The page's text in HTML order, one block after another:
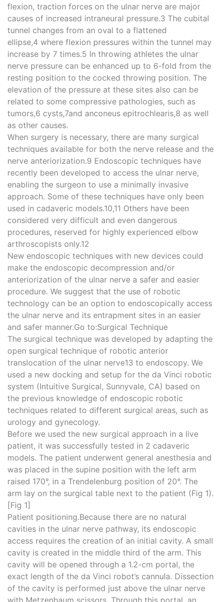
flexion, traction forces on the ulnar nerve are major
causes of increased intraneural pressure.3 The cubital
tunnel changes from an oval to a flattened
ellipse,4 where flexion pressures within the tunnel may
increase by 7 times.5 In throwing athletes the ulnar
nerve pressure can be enhanced up to 6-fold from the
resting position to the cocked throwing position. The
elevation of the pressure at these sites also can be
related to some compressive pathologies, such as
tumors,6 cysts,7and anconeus epitrochlearis,8 as well
as other causes.
When surgery is necessary, there are many surgical
techniques available for both the nerve release and the
nerve anteriorization.9 Endoscopic techniques have
recently been developed to access the ulnar nerve,
enabling the surgeon to use a minimally invasive
approach. Some of these techniques have only been
used in cadaveric models.10,11 Others have been
considered very difficult and even dangerous
procedures, reserved for highly experienced elbow
arthroscopists only.12
New endoscopic techniques with new devices could
make the endoscopic decompression and/or
anteriorization of the ulnar nerve a safer and easier
procedure. We suggest that the use of robotic
technology can be an option to endoscopically access
the ulnar nerve and its entrapment sites in an easier
and safer manner.Go to:Surgical Technique
The surgical technique was developed by adapting the
open surgical technique of robotic anterior
translocation of the ulnar nerve13 to endoscopy. We
used a new docking and setup for the da Vinci robotic
system (Intuitive Surgical, Sunnyvale, CA) based on
the previous knowledge of endoscopic robotic
techniques related to different surgical areas, such as
urology and gynecology.
Before we used the new surgical approach in a live
patient, it was successfully tested in 2 cadaveric
models. The patient underwent general anesthesia and
was placed in the supine position with the left arm
raised 170°, in a Trendelenburg position of 20°. The
arm lay on the surgical table next to the patient (Fig 1).
[Fig 1]
Patient positioning.Because there are no natural
cavities in the ulnar nerve pathway, its endoscopic
access requires the creation of an initial cavity. A small
cavity is created in the middle third of the arm. This
cavity will be opened through a 1.2-cm portal, the
exact length of the da Vinci robot’s cannula. Dissection
of the cavity is performed just above the ulnar nerve
with Metzenbaum scissors. Through this portal, an